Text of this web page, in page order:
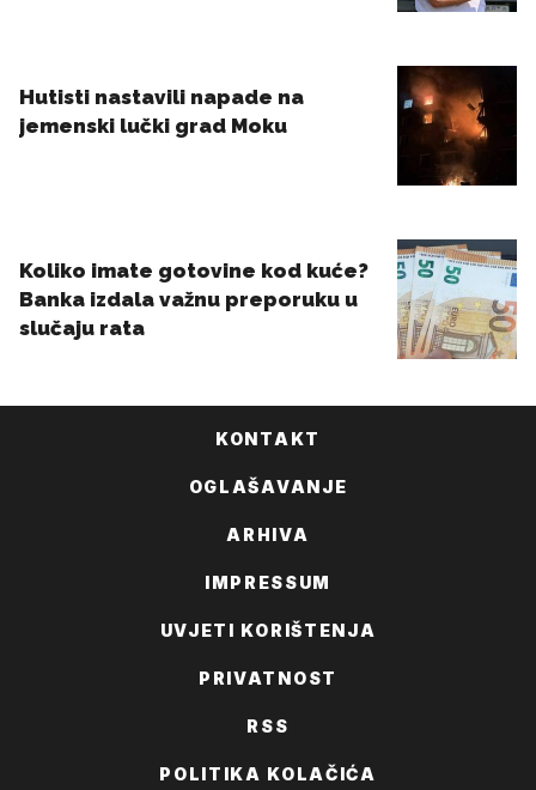
KONTAKT
OGLAŠAVANJE
ARHIVA
IMPRESSUM
UVJETI KORIŠTENJA
PRIVATNOST
RSS
POLITIKA KOLAČIĆA